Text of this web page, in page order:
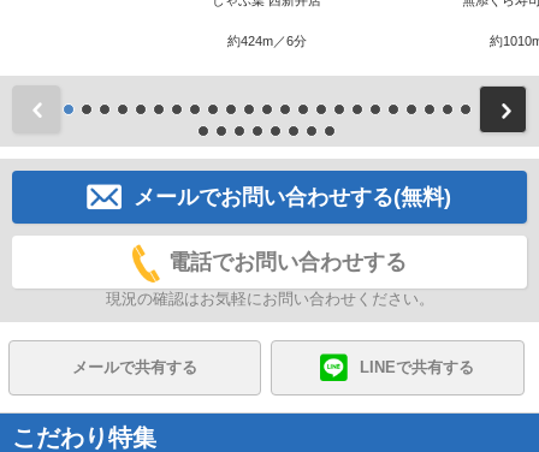
約424m／6分 約
前
メールでお問い合わせする(無料)
電話でお問い合わせする
現況の確認はお気軽にお問い合わせください。
メールで共有する LINEで共有する
こだわり特集